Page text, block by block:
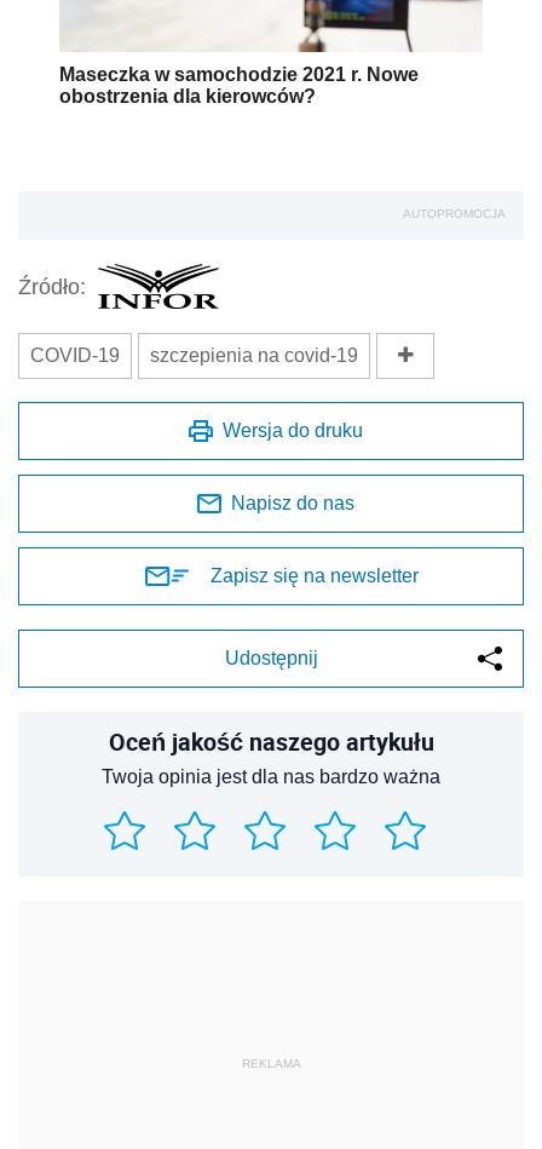
Maseczka w samochodzie 2021 r. Nowe
obostrzenia dla kierowców?
AUTOPROMOCJA
Źródło:
COVID-19 szczepienia na covid-19
Wersja do druku
Napisz do nas
Zapisz się na newsletter
Udostępnij
Oceń jakość naszego artykułu
Twoja opinia jest dla nas bardzo ważna
REKLAMA